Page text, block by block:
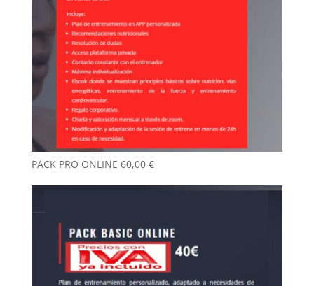
PACK PRO ONLINE 60,00 €